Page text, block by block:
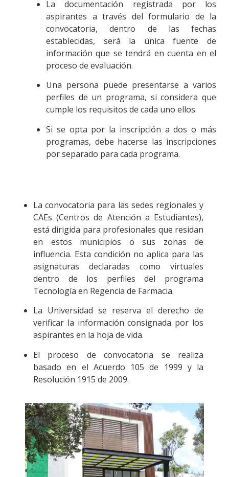
La documentación registrada por los
aspirantes a través del formulario de la
convocatoria, dentro de las fechas
establecidas, será la única fuente de
información que se tendrá en cuenta en el
proceso de evaluación.
Una persona puede presentarse a varios
perfiles de un programa, si considera que
cumple los requisitos de cada uno ellos.
Si se opta por la inscripción a dos o más
programas, debe hacerse las inscripciones
por separado para cada programa.
La convocatoria para las sedes regionales y
CAEs (Centros de Atención a Estudiantes),
está dirigida para profesionales que residan
en estos municipios o sus zonas de
influencia. Esta condición no aplica para las
asignaturas declaradas como virtuales
dentro de los perfiles del programa
Tecnología en Regencia de Farmacia.
La Universidad se reserva el derecho de
verificar la información consignada por los
aspirantes en la hoja de vida.
El proceso de convocatoria se realiza
basado en el Acuerdo 105 de 1999 y la
Resolución 1915 de 2009.